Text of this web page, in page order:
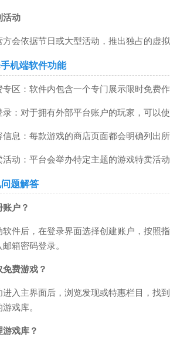
活动
会依据节日或大型活动，推出独占的虚拟
机端软件功能
专区：软件内包含一个专门展示限时免费
录：对于拥有外部平台账户的玩家，可以
息：每款游戏的商店页面都会明确列出
活动：平台会举办特定主题的游戏特卖活
题解答
户？
软件后，在登录界面选择创建账户，按照
箱密码登录。
费游戏？
进入主界面后，浏览发现或特惠栏目，找
戏库。
戏库？